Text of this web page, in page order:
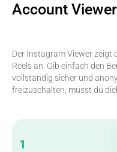
Account
Der Instagram Viewer zeigt
Reels an. Gib einfach den
vollständig sicher und
freizuschalten, musst du
1